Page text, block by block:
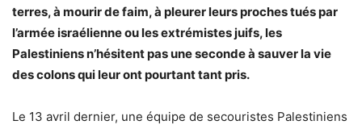
terres, à mourir de faim, à pleurer leurs proches tués par
l’armée israélienne ou les extrémistes juifs, les
Palestiniens n’hésitent pas une seconde à sauver la vie
des colons qui leur ont pourtant tant pris.
Le 13 avril dernier, une équipe de secouristes Palestiniens